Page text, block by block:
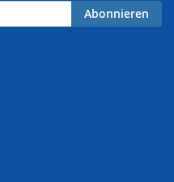
Abonnieren